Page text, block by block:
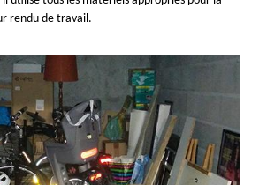
rendu de travail.